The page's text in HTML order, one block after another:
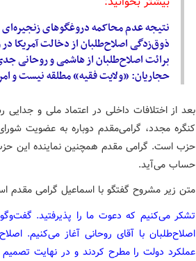
نتیجه عدم محاکمه دروغگوهای
ذوق‌زدگی اصلاح‌طلبان از دخالت آمریکا
برائت اصلاح‌طلبان از هاشمی و روحانی
حجاریان: «ولایت فقیه» مطلقه نیست و
بعد از اختلافات داخلی در اعتماد ملی و
کنگره مجدد، گرامی‌مقدم دوباره به عضویت
حزب است. گرامی مقدم همچنین نماینده این
حساب می‌آید.
متن زیر مشروح گفتگو با اسماعیل گرامی مقدم
تشکر می‌کنیم که دعوت ما را پذیرفتید.
اصلاح‌طلبان با آقای روحانی آغاز می‌کنیم.
عملکرد دولت را مطرح کردند و در نهایت